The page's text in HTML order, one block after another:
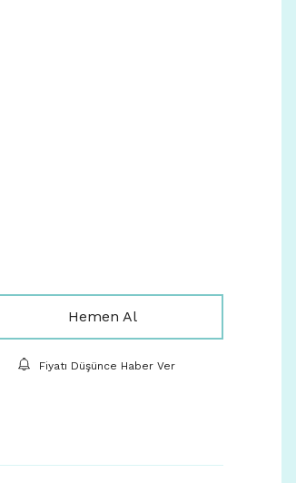
Hemen Al
Fiyatı Düşünce Haber Ver